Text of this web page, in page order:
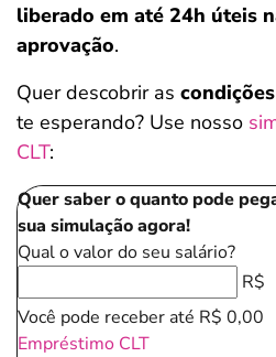
liberado em até 24h úteis
aprovação.
Quer descobrir as
te esperando? Use nosso
CLT:
Quer saber o quanto pode
sua simulação agora!
Qual o valor do seu salário?
R$
Você pode receber até R$ 0,00
Empréstimo CLT